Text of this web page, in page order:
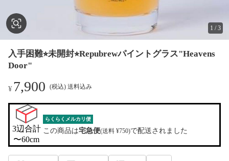
1 /3
入手困難⭐︎未開封⭐︎Repubrewパイントグラス"Heavens
Door"
¥7,900 (税込) 送料込み
3辺合計
〜60cm
らくらくメルカリ便
この商品は宅急便(送料 ¥750)で配送されました